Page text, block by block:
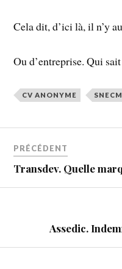
Cela dit, d’ici là, il n’y
Ou d’entreprise. Qui
CV ANONYME
PRÉCÉDENT
Transdev. Quelle
Assedic.